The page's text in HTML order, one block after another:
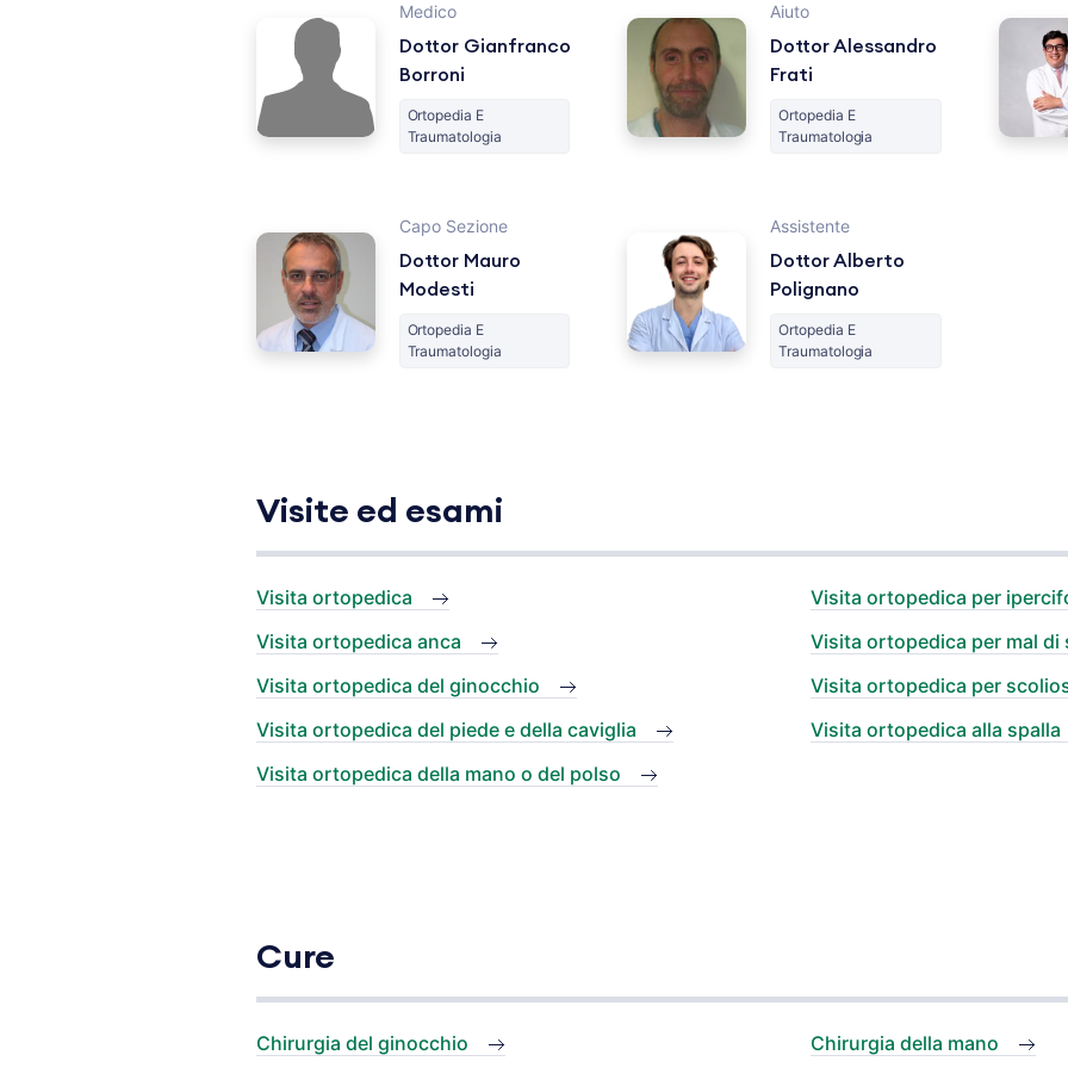
Medico
Dottor Gianfranco
Borroni
Ortopedia E
Traumatologia
Aiuto
Dottor Alessandro
Frati
Ortopedia E
Traumatologia
Capo Sezione
Dottor Mauro
Modesti
Ortopedia E
Traumatologia
Assistente
Dottor Alberto
Polignano
Ortopedia E
Traumatologia
Visite ed esami
Visita ortopedica
Visita ortopedica anca
Visita ortopedica del ginocchio
Visita ortopedica del piede e della caviglia
Visita ortopedica della mano o del polso
Visita ortopedica per
Visita ortopedica per mal di
Visita ortopedica per
Visita ortopedica alla spalla
Cure
Chirurgia del ginocchio
Chirurgia della mano